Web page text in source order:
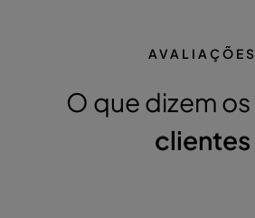
AVALIAÇÕES
O que dizem os
clientes